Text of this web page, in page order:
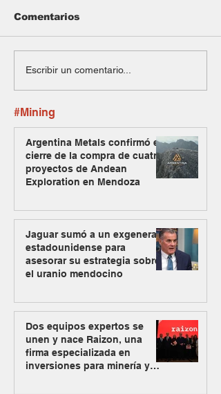
Comentarios
Escribir un comentario...
#Mining
Argentina Metals confirmó el
cierre de la compra de cuatro
proyectos de Andean
Exploration en Mendoza
Jaguar sumó a un exgeneral
estadounidense para
asesorar su estrategia sobre
el uranio mendocino
Dos equipos expertos se
unen y nace Raizon, una
firma especializada en
inversiones para minería y